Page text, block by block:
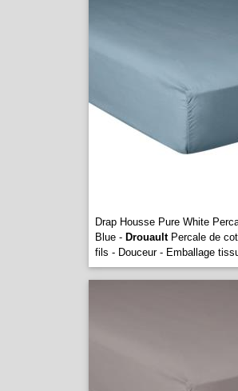
Drap Housse Pure White
Blue - DrouaultPercale de
fils - Douceur - Emballage